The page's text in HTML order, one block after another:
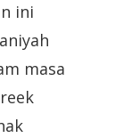
ini
masa